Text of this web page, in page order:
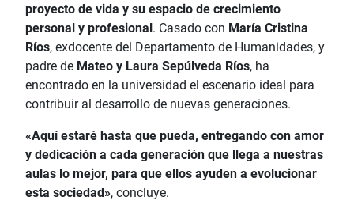
proyecto de vida y su espacio de crecimiento
personal y profesional . Casado con María Cristina
Ríos, exdocente del Departamento de Humanidades, y
padre de Mateo y Laura Sepúlveda Ríos, ha
encontrado en la universidad el escenario ideal para
contribuir al desarrollo de nuevas generaciones.
«Aquí estaré hasta que pueda, entregando con amor
y dedicación a cada generación que llega a nuestras
aulas lo mejor, para que ellos ayuden a evolucionar
esta sociedad», concluye.